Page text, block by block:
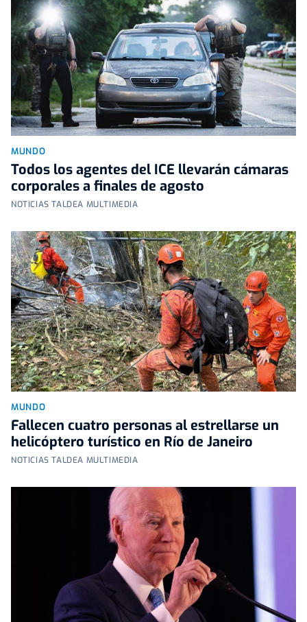
MUNDO
Todos los agentes del ICE llevarán cámaras
corporales a finales de agosto
NOTICIAS TALDEA MULTIMEDIA
MUNDO
Fallecen cuatro personas al estrellarse un
helicóptero turístico en Río de Janeiro
NOTICIAS TALDEA MULTIMEDIA